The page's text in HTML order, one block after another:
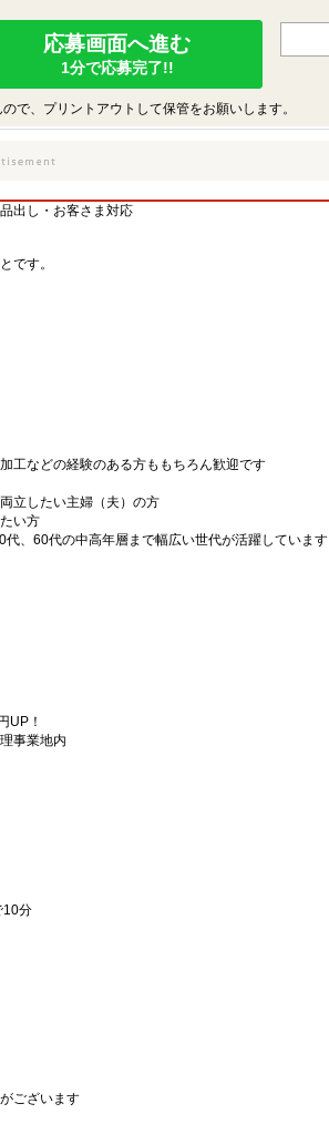
応募画面へ進む
1分で応募完了!!
で、プリントアウトして保管をお願いします。
出し・お客さま対応
です。
工などの経験のある方ももちろん歓迎です
立したい主婦（夫）の方
い方
、60代の中高年層まで幅広い世代が活躍しています
UP！
事業地内
10分
ございます